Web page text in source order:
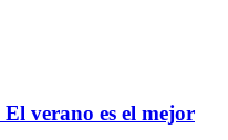
El verano es el mejor